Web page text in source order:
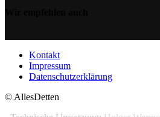
Kontakt
Impressum
Datenschutzerklärung
© AllesDetten